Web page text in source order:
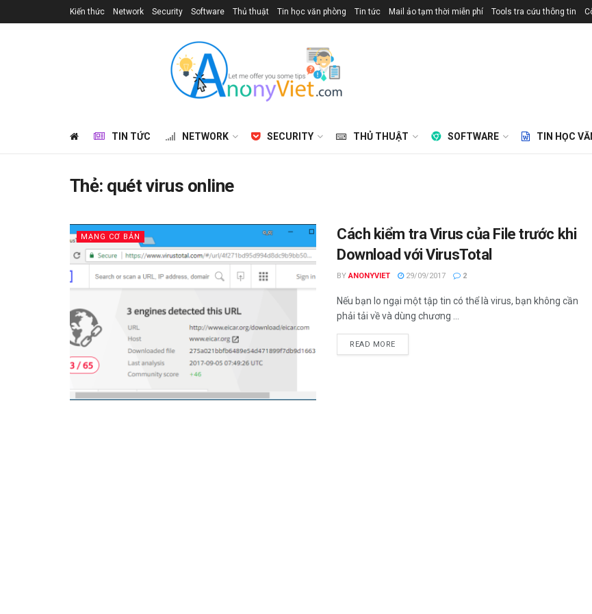
Kiến thức Network Security Software Thủ thuật Tin học văn phòng Tin tức Mail ảo tạm thời miễn phí Tools tra cứu thông tin
TIN TỨC NETWORK SECURITY THỦ THUẬT SOFTWARE TIN HỌC
Thẻ: quét virus online
MẠNG CƠ BẢN
Cách kiểm tra Virus của File trước khi
Download với VirusTotal
BY ANONYVIET 29/09/2017 2
Nếu bạn lo ngại một tập tin có thể là virus, bạn không cần
phải tải về và dùng chương ...
READ MOREDETAILS